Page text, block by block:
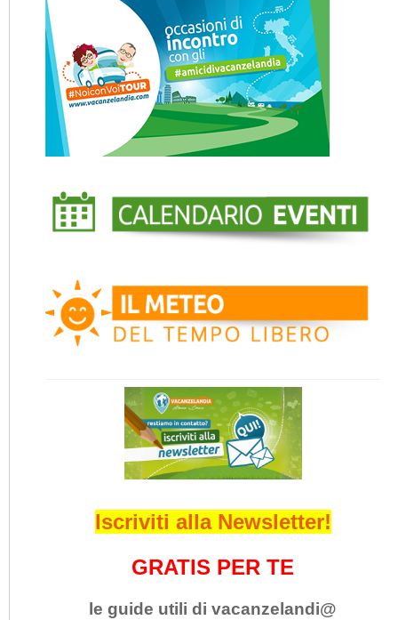
Iscriviti alla Newsletter!
GRATIS PER TE
le guide utili di vacanzelandi@